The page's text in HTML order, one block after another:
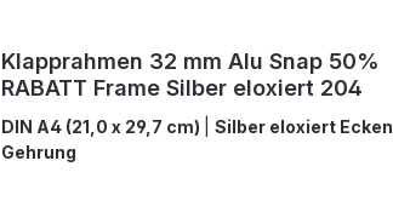
Klapprahmen 32 mm Alu Snap 50%
RABATT Frame Silber eloxiert 204
DIN A4 (21,0 x 29,7 cm)
Silber eloxiert Ecken
Gehrung